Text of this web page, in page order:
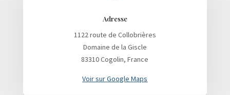
Adresse
1122 route de Collobrières
Domaine de la Giscle
83310 Cogolin, France
Voir sur Google Maps